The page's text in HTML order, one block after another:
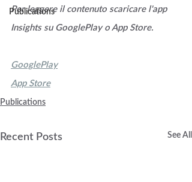
Publications
Per leggere il contenuto scaricare l'app
Insights su GooglePlay o App Store.
GooglePlay
App Store
Publications
Recent Posts See All